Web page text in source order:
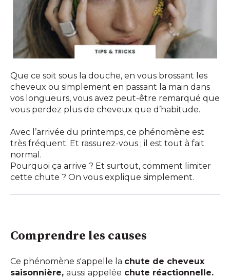
Que ce soit sous la douche, en vous brossant les
cheveux ou simplement en passant la main dans
vos longueurs, vous avez peut-être remarqué que
vous perdez plus de cheveux que d’habitude.
Avec l’arrivée du printemps, ce phénomène est
très fréquent. Et rassurez-vous ; il est tout à fait
normal.
Pourquoi ça arrive ? Et surtout, comment limiter
cette chute ? On vous explique simplement.
Comprendre les causes
Ce phénomène s'appelle la chute de cheveux
saisonnière, aussi appelée chute réactionnelle.